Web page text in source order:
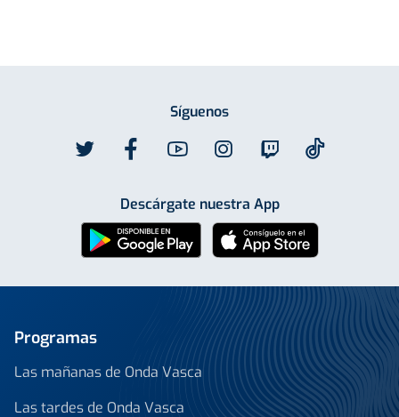
Síguenos
Descárgate nuestra App
Programas
Las mañanas de Onda Vasca
Las tardes de Onda Vasca